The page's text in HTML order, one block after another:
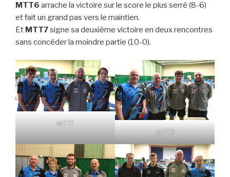
MTT6 arrache la victoire sur le score le plus serré (8-6)
et fait un grand pas vers le maintien.
Et MTT7signe sa deuxième victoire en deux rencontres
sans concéder la moindre partie (10-0).
MTT1
MTT3